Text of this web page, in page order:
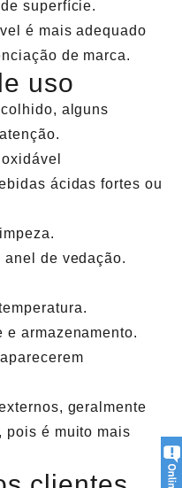
superfície.
é mais adequado
de marca.
uso
alguns
ácidas fortes ou
de vedação.
e armazenamento.
geralmente
pois é muito mais